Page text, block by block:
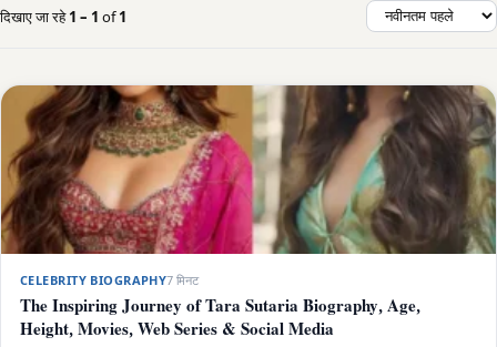
दिखाए जा रहे1 – 1 of1
CELEBRITY BIOGRAPHY7 मिनट
The Inspiring Journey of Tara Sutaria Biography, Age,
Height, Movies, Web Series & Social Media